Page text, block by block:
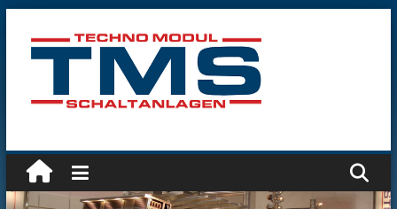
Inhalt
springen
Technomodul
GmbH